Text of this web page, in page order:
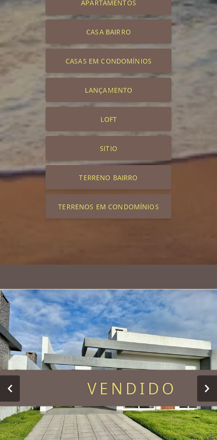
APARTAMENTOS
CASA BAIRRO
CASAS EM CONDOMÍNIOS
LANÇAMENTO
LOFT
SITIO
TERRENO BAIRRO
TERRENOS EM CONDOMÍNIOS
VENDIDO